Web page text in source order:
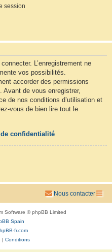
session
L’enregistrement ne
vos possibilités.
accorder des permissions
de vous enregistrer,
de nos conditions d’utilisation et
vous de bien lire tout le
confidentialité
Nous contacter
Software © phpBB Limited
Spain
fr.com
Conditions